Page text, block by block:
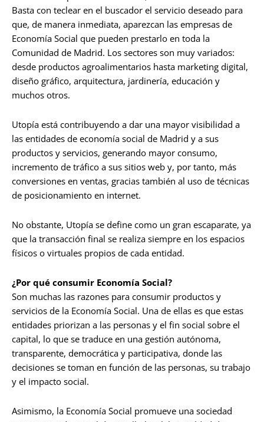
Basta con teclear en el buscador el servicio deseado para
que, de manera inmediata, aparezcan las empresas de
Economía Social que pueden prestarlo en toda la
Comunidad de Madrid. Los sectores son muy variados:
desde productos agroalimentarios hasta marketing digital,
diseño gráfico, arquitectura, jardinería, educación y
muchos otros.
Utopía está contribuyendo a dar una mayor visibilidad a
las entidades de economía social de Madrid y a sus
productos y servicios, generando mayor consumo,
incremento de tráfico a sus sitios web y, por tanto, más
conversiones en ventas, gracias también al uso de técnicas
de posicionamiento en internet.
No obstante, Utopía se define como un gran escaparate, ya
que la transacción final se realiza siempre en los espacios
físicos o virtuales propios de cada entidad.
¿Por qué consumir Economía Social?
Son muchas las razones para consumir productos y
servicios de la Economía Social. Una de ellas es que estas
entidades priorizan a las personas y el fin social sobre el
capital, lo que se traduce en una gestión autónoma,
transparente, democrática y participativa, donde las
decisiones se toman en función de las personas, su trabajo
y el impacto social.
Asimismo, la Economía Social promueve una sociedad